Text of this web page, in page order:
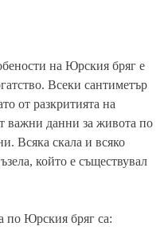
на Юрския бряг е
Всеки сантиметър
от разкритията на
важни данни за живота по
Всяка скала и всяко
който е съществувал
по Юрския бряг са: